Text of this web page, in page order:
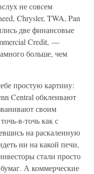
не совсем
Chrysler, TWA, Pan
две финансовые
Credit, —
больше, чем
простую картину:
Central обклеивают
своим
в-точь как с
на раскаленную
ни на какой печи,
стали просто
А коммерческие